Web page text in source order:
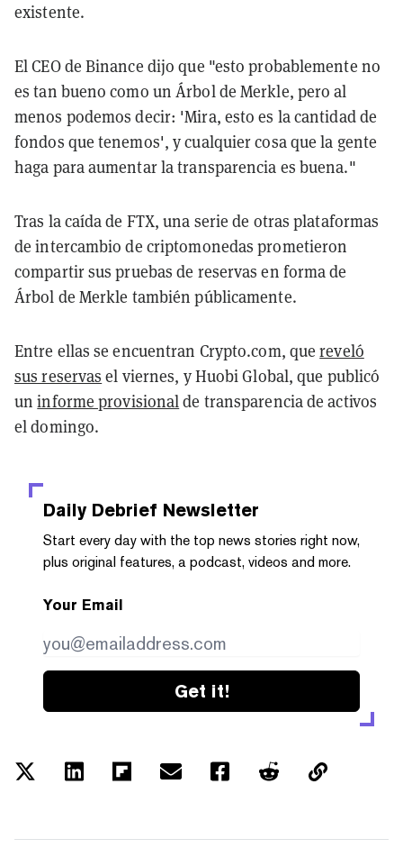
existente.
El CEO de Binance dijo que "esto probablemente no
es tan bueno como un Árbol de Merkle, pero al
menos podemos decir: 'Mira, esto es la cantidad de
fondos que tenemos', y cualquier cosa que la gente
haga para aumentar la transparencia es buena."
Tras la caída de FTX, una serie de otras plataformas
de intercambio de criptomonedas prometieron
compartir sus pruebas de reservas en forma de
Árbol de Merkle también públicamente.
Entre ellas se encuentran Crypto.com, quereveló
sus reservas el viernes, y Huobi Global, que publicó
uninforme provisional de transparencia de activos
el domingo.
Daily Debrief Newsletter
Start every day with the top news stories right now,
plus original features, a podcast, videos and more.
Your Email
Get it!